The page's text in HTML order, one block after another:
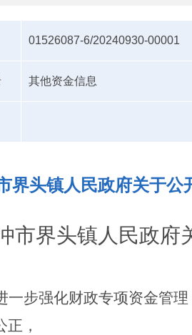
01526087-6/20240930-00001
其他资金信息
界头镇人民政府关于
市界头镇人民政府
一步强化财政专项资金管
正，